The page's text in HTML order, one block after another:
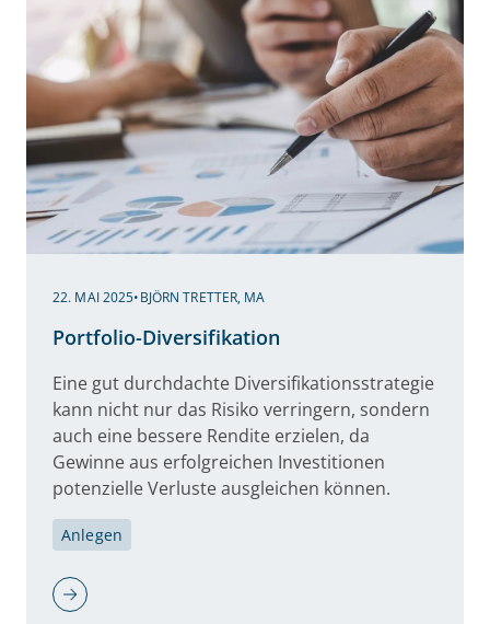
22. MAI 2025•BJÖRN TRETTER, MA
Portfolio-Diversifikation
Eine gut durchdachte Diversifikationsstrategie
kann nicht nur das Risiko verringern, sondern
auch eine bessere Rendite erzielen, da
Gewinne aus erfolgreichen Investitionen
potenzielle Verluste ausgleichen können.
Anlegen